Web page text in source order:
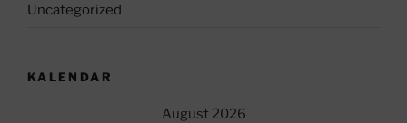
Uncategorized
KALENDAR
August 2026